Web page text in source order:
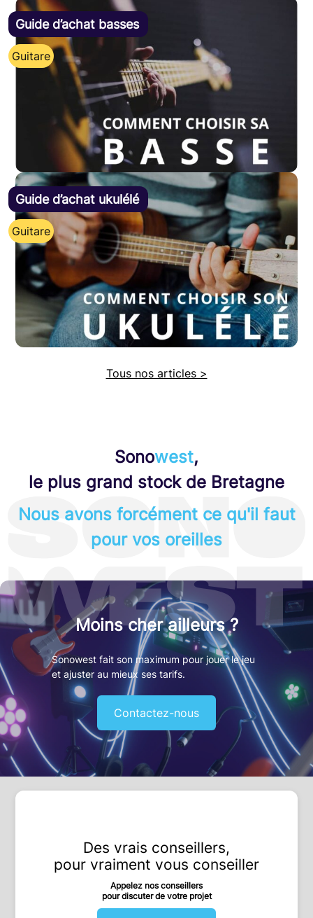
Guide d’achat basses
Guitare
Guide d’achat ukulélé
Guitare
Tous nos articles >
Sonowest,
le plus grand stock de Bretagne
Nous avons forcément ce qu'il faut
pour vos oreilles
Moins cher ailleurs ?
Sonowest fait son maximum pour jouer le jeu
et ajuster au mieux ses tarifs.
Contactez-nous
Des vrais conseillers,
pour vraiment vous conseiller
Appelez nos conseillers
pour discuter de votre projet